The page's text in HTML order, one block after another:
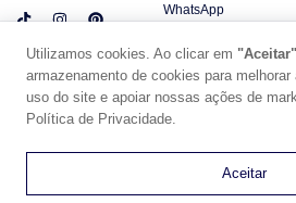
WhatsApp
FAQ
© DUE PANNO - 2024 -
CNPJ18.684.752/0001-84
0
Utilizamos cookies. Ao clicar em "Aceitar"
armazenamento de cookies para
uso do site e apoiar nossas ações de
Política de Privacidade.
Aceitar